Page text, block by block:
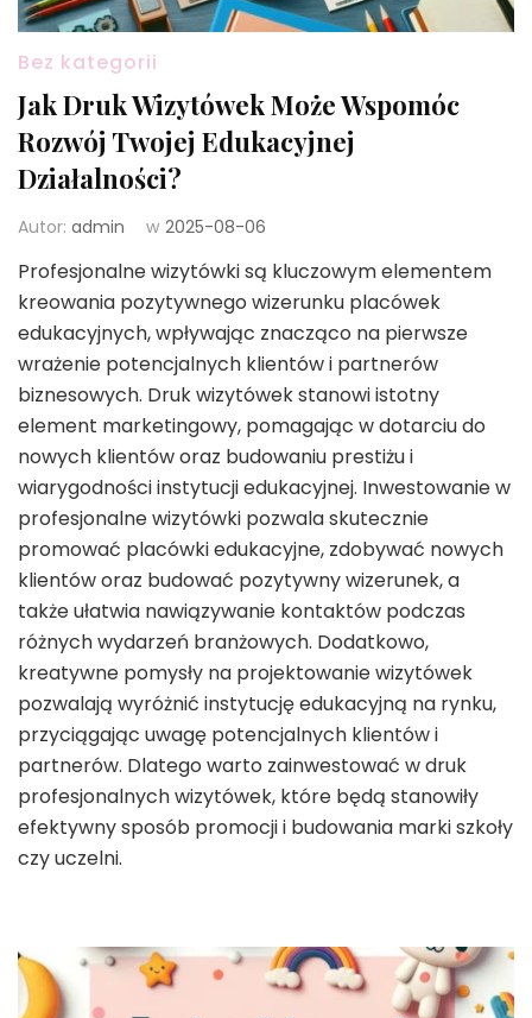
Bez kategorii
Jak Druk Wizytówek Może Wspomóc
Rozwój Twojej Edukacyjnej
Działalności?
Autor: admin w 2025-08-06
Profesjonalne wizytówki są kluczowym elementem
kreowania pozytywnego wizerunku placówek
edukacyjnych, wpływając znacząco na pierwsze
wrażenie potencjalnych klientów i partnerów
biznesowych. Druk wizytówek stanowi istotny
element marketingowy, pomagając w dotarciu do
nowych klientów oraz budowaniu prestiżu i
wiarygodności instytucji edukacyjnej. Inwestowanie w
profesjonalne wizytówki pozwala skutecznie
promować placówki edukacyjne, zdobywać nowych
klientów oraz budować pozytywny wizerunek, a
także ułatwia nawiązywanie kontaktów podczas
różnych wydarzeń branżowych. Dodatkowo,
kreatywne pomysły na projektowanie wizytówek
pozwalają wyróżnić instytucję edukacyjną na rynku,
przyciągając uwagę potencjalnych klientów i
partnerów. Dlatego warto zainwestować w druk
profesjonalnych wizytówek, które będą stanowiły
efektywny sposób promocji i budowania marki szkoły
czy uczelni.